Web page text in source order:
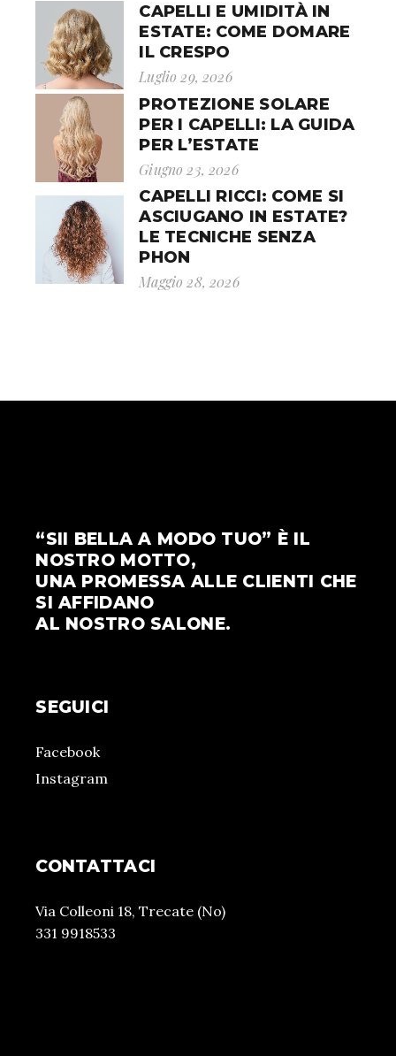
CAPELLI E UMIDITÀ IN
ESTATE: COME DOMARE
IL CRESPO
Luglio 29, 2026
PROTEZIONE SOLARE
PER I CAPELLI: LA GUIDA
PER L’ESTATE
Giugno 23, 2026
CAPELLI RICCI: COME SI
ASCIUGANO IN ESTATE?
LE TECNICHE SENZA
PHON
Maggio 28, 2026
“SII BELLA A MODO TUO” È IL
NOSTRO MOTTO,
UNA PROMESSA ALLE CLIENTI CHE
SI AFFIDANO
AL NOSTRO SALONE.
SEGUICI
Facebook
Instagram
CONTATTACI
Via Colleoni 18, Trecate (No)
331 9918533